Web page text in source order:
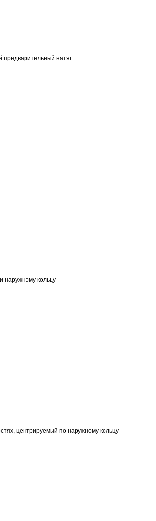
предварительный натяг
наружному кольцу
центрируемый по наружному кольцу